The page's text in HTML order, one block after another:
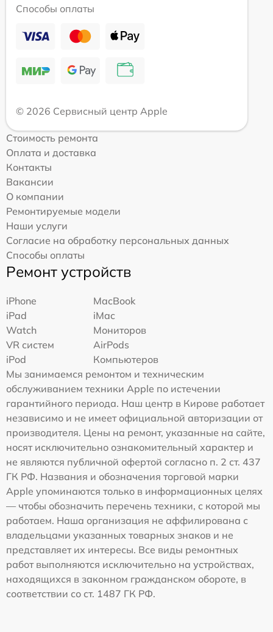
Способы оплаты
© 2026 Сервисный центр Apple
Стоимость ремонта
Оплата и доставка
Контакты
Вакансии
О компании
Ремонтируемые модели
Наши услуги
Согласие на обработку персональных данных
Способы оплаты
Ремонт устройств
iPhone
MacBook
iPad
iMac
Watch
Мониторов
VR систем
AirPods
iPod
Компьютеров
Мы занимаемся ремонтом и техническим
обслуживанием техники Apple по истечении
гарантийного периода. Наш центр в Кирове работает
независимо и не имеет официальной авторизации от
производителя. Цены на ремонт, указанные на сайте,
носят исключительно ознакомительный характер и
не являются публичной офертой согласно п. 2 ст. 437
ГК РФ. Названия и обозначения торговой марки
Apple упоминаются только в информационных целях
— чтобы обозначить перечень техники, с которой мы
работаем. Наша организация не аффилирована с
владельцами указанных товарных знаков и не
представляет их интересы. Все виды ремонтных
работ выполняются исключительно на устройствах,
находящихся в законном гражданском обороте, в
соответствии со ст. 1487 ГК РФ.